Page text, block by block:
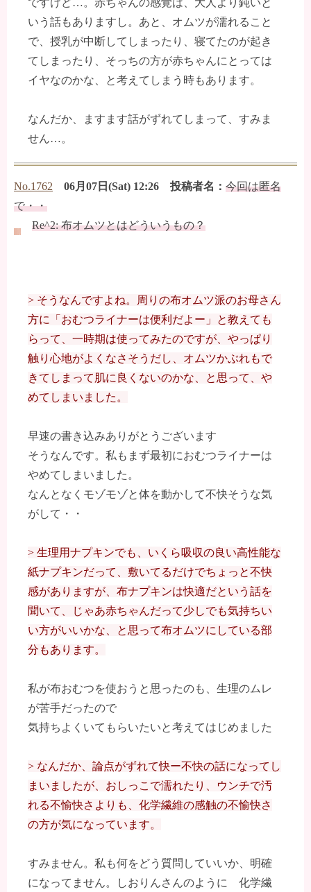
ですけど…。赤ちゃんの感覚は、大人より鈍いと
いう話もありますし。あと、オムツが濡れること
で、授乳が中断してしまったり、寝てたのが起き
てしまったり、そっちの方が赤ちゃんにとっては
イヤなのかな、と考えてしまう時もあります。
なんだか、ますます話がずれてしまって、すみま
せん…。
No.1762 06月07日(Sat) 12:26 投稿者名： 今回は匿名
で・・
Re^2: 布オムツとはどういうもの？
> そうなんですよね。周りの布オムツ派のお母さん
方に「おむつライナーは便利だよー」と教えても
らって、一時期は使ってみたのですが、やっぱり
触り心地がよくなさそうだし、オムツかぶれもで
きてしまって肌に良くないのかな、と思って、や
めてしまいました。
早速の書き込みありがとうございます
そうなんです。私もまず最初におむつライナーは
やめてしまいました。
なんとなくモゾモゾと体を動かして不快そうな気
がして・・
> 生理用ナプキンでも、いくら吸収の良い高性能な
紙ナプキンだって、敷いてるだけでちょっと不快
感がありますが、布ナプキンは快適だという話を
聞いて、じゃあ赤ちゃんだって少しでも気持ちい
い方がいいかな、と思って布オムツにしている部
分もあります。
私が布おむつを使おうと思ったのも、生理のムレ
が苦手だったので
気持ちよくいてもらいたいと考えてはじめました
> なんだか、論点がずれて快ー不快の話になってし
まいましたが、おしっこで濡れたり、ウンチで汚
れる不愉快さよりも、化学繊維の感触の不愉快さ
の方が気になっています。
すみません。私も何をどう質問していいか、明確
になってません。しおりんさんのように 化学繊